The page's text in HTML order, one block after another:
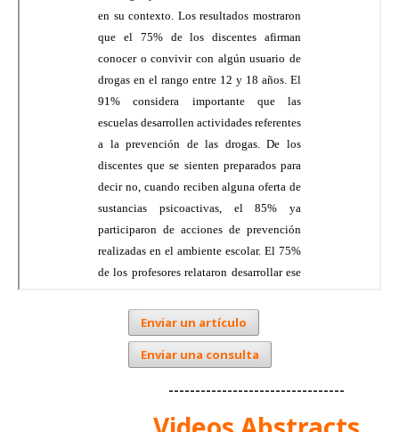
Enviar un artículo
Enviar una consulta
---------------------------------